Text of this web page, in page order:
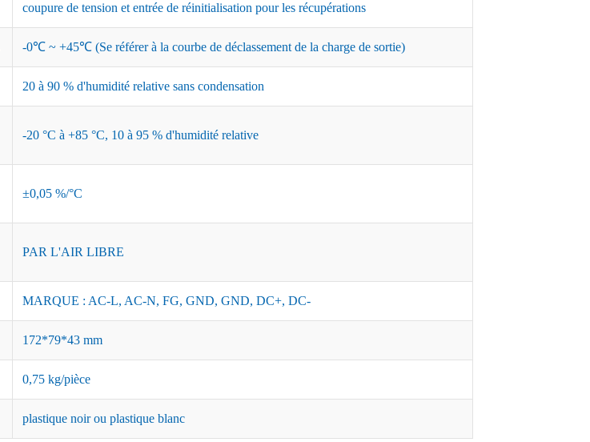
coupure de tension et entrée de réinitialisation pour les récupérations
-0℃ ~ +45℃ (Se référer à la courbe de déclassement de la charge de sortie)
20 à 90 % d'humidité relative sans condensation
-20 °C à +85 °C, 10 à 95 % d'humidité relative
±0,05 %/°C
PAR L'AIR LIBRE
MARQUE : AC-L, AC-N, FG, GND, GND, DC+, DC-
172*79*43 mm
0,75 kg/pièce
plastique noir ou plastique blanc